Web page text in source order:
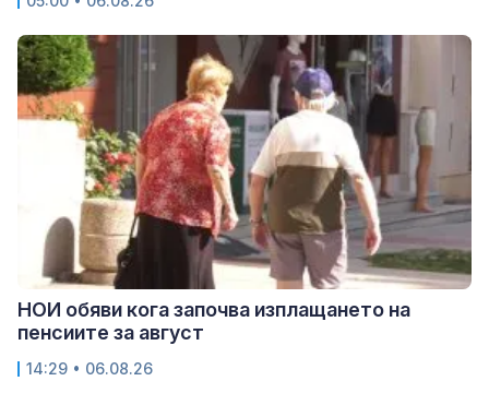
НОИ обяви кога започва изплащането на
пенсиите за август
14:29 • 06.08.26